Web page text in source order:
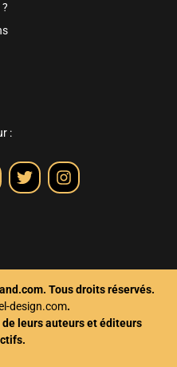
:
Tous droits réservés.
design.com.
leurs auteurs et éditeurs